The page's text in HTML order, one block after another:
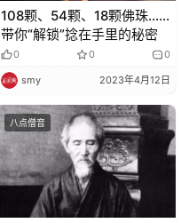
108颗、54颗、18颗佛珠……
带你“解锁”捻在手里的秘密
0 0 0
smy 2023年4月12日
八点僧音